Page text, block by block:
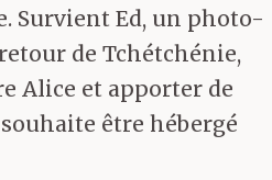
Survient Ed, un photo-
de Tchétchénie,
Alice et apporter de
être hébergé